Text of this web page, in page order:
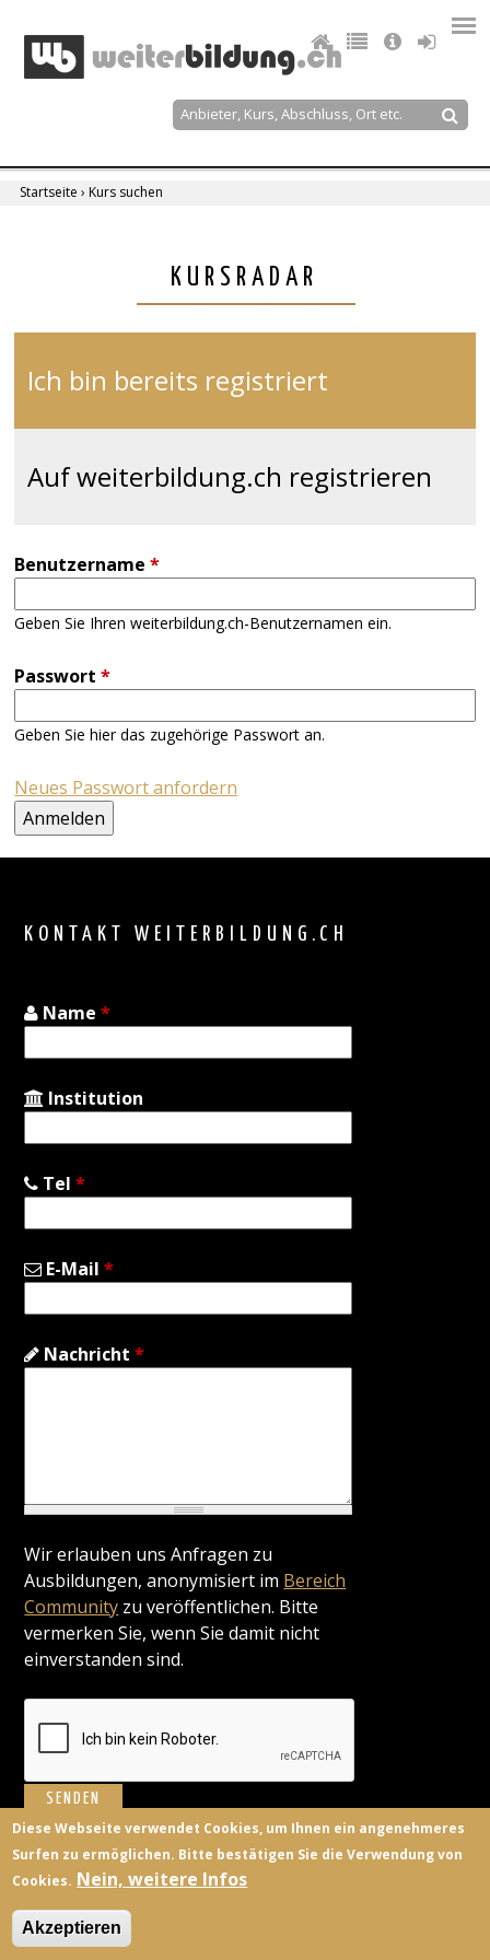
navigation
Suche
Startseite › Kurs suchen
KURSRADAR
Ich bin bereits registriert
Auf weiterbildung.ch registrieren
Benutzername*
Geben Sie Ihren weiterbildung.ch-Benutzernamen ein.
Passwort*
Geben Sie hier das zugehörige Passwort an.
Neues Passwort anfordern
KONTAKT WEITERBILDUNG.CH
Name*
Institution
Tel*
E-Mail*
Nachricht*
Wir erlauben uns Anfragen zu
Ausbildungen, anonymisiert im Bereich
Community zu veröffentlichen. Bitte
vermerken Sie, wenn Sie damit nicht
einverstanden sind.
BILDUNGSANBIETER KONTAKT
Diese Webseite verwendet Cookies, um Ihnen ein angenehmeres
Surfen zu ermöglichen. Bitte bestätigen Sie die Verwendung von
Cookies. Nein, weitere Infos
Akzeptieren